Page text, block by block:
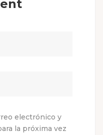
electrónico y
la próxima vez